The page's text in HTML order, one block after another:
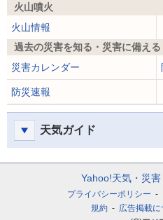
火山噴火
火山情報
過去の災害を知る・災害に備える
災害カレンダー
防災速報
天気ガイド
Yahoo!天気・災害
プライバシーポリシー
規約
広告掲載に